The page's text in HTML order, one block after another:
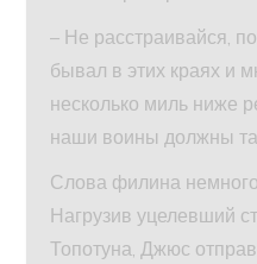
– Не расстраивайся,
бывал в этих краях и
несколько миль ниже
наши воины должны
Слова филина
Нагрузив уцелевший
Топотуна, Джюс